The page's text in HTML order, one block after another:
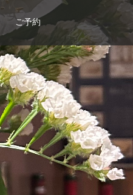
ご予約